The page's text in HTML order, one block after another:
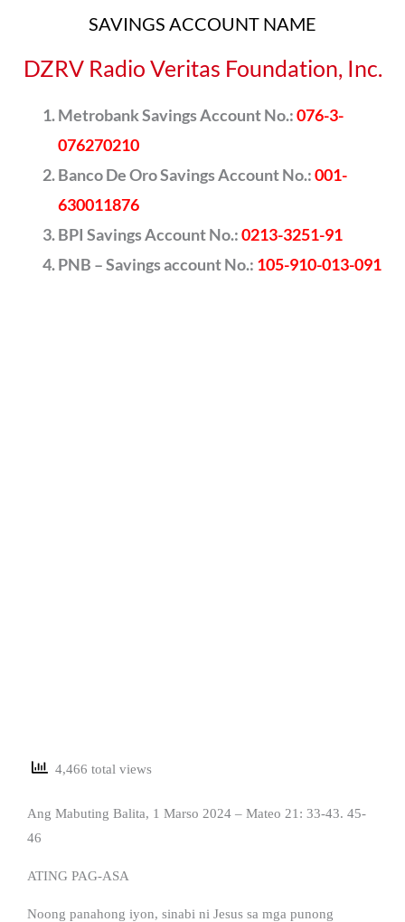
SAVINGS ACCOUNT NAME
DZRV Radio Veritas Foundation, Inc.
Metrobank Savings Account No.:076-3-
076270210
Banco De Oro Savings Account No.:001-
630011876
BPI Savings Account No.:0213-3251-91
PNB – Savings account No.: 105-910-013-091
4,466 total views
Ang Mabuting Balita, 1 Marso 2024 – Mateo 21: 33-43. 45-
46
ATING PAG-ASA
Noong panahong iyon, sinabi ni Jesus sa mga punong